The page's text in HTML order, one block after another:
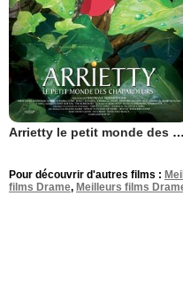
Arrietty le petit monde des chapardeurs
Pour découvrir d'autres films :
films Drame, Meilleurs films